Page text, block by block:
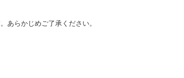
らかじめご了承ください。